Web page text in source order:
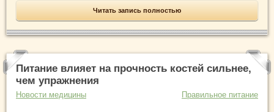
Читать запись полностью
Питание влияет на прочность костей сильнее,
чем упражнения
Новости медицины Правильное питание